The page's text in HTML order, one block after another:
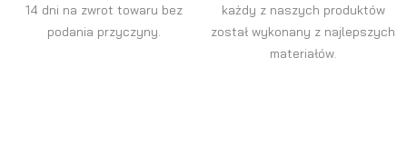
14 dni na zwrot towaru bez
podania przyczyny.
każdy z naszych produktów
został wykonany z najlepszych
materiałów.